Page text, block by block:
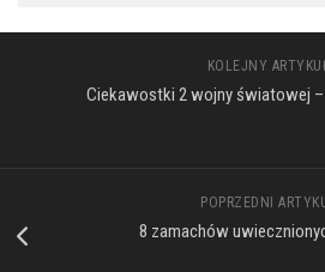
KOLEJNY
Ciekawostki 2 wojny światowej
POPRZEDNI
8 zamachów